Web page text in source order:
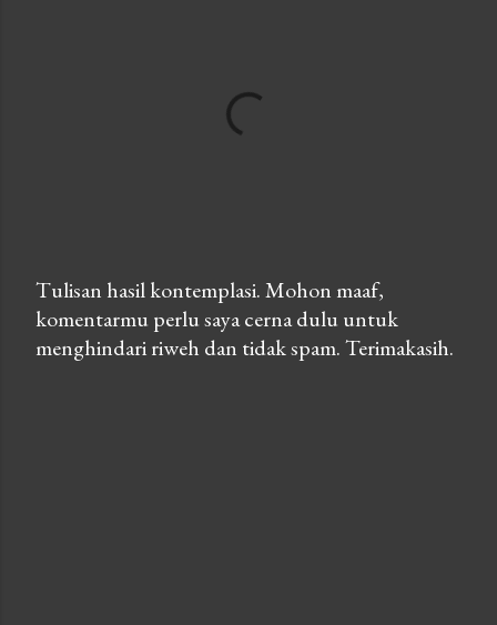
P
o
Tulisan hasil kontemplasi. Mohon maaf,
komentarmu perlu saya cerna dulu untuk
menghindari riweh dan tidak spam. Terimakasih.